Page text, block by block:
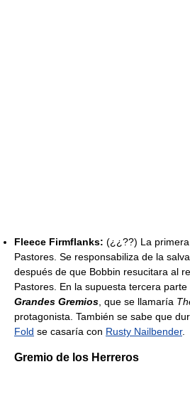
Fleece Firmflanks: (¿¿??) La
Pastores. Se responsabiliza de la
después de que Bobbin resucitara al
Pastores. En la supuesta tercera parte
Grandes Gremios , que se llamaría
protagonista. También se sabe que
Fold se casaría con Rusty Nailbender.
Gremio de los Herreros